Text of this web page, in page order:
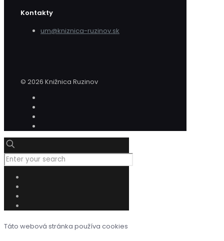
Kontakty
um@kniznica-ruzinov.sk
© 2026 Knižnica Ruzinov
Táto webová stránka používa cookies